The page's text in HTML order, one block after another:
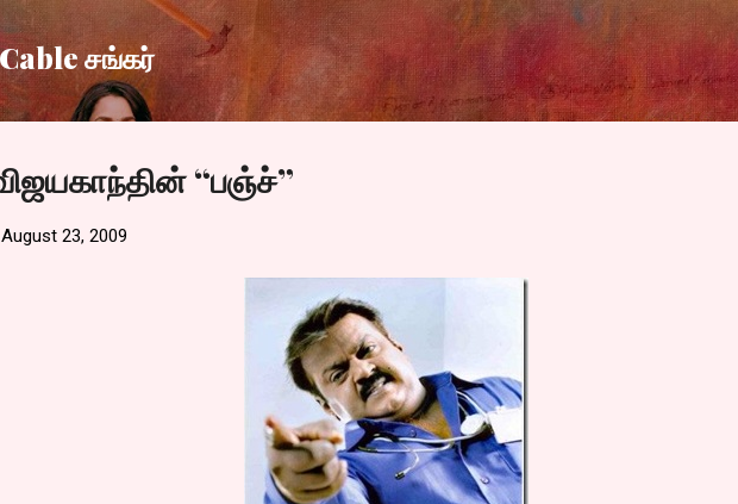
Skip to main content
Cable சங்கர்
“பஞ்ச்”
August 23, 2009